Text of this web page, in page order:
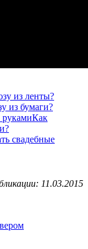
из ленты?
из бумаги?
Как
свадебные
11.03.2015